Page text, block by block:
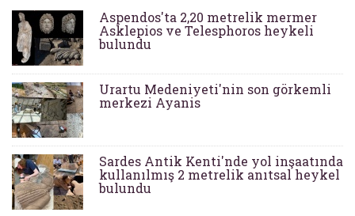
Aspendos'ta 2,20 metrelik mermer
Asklepios ve Telesphoros heykeli
bulundu
Urartu Medeniyeti'nin son görkemli
merkezi Ayanis
Sardes Antik Kenti'nde yol inşaatında
kullanılmış 2 metrelik anıtsal heykel
bulundu